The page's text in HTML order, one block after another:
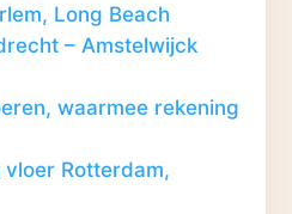
Long Beach
– Amstelwijck
waarmee rekening
vloer Rotterdam,